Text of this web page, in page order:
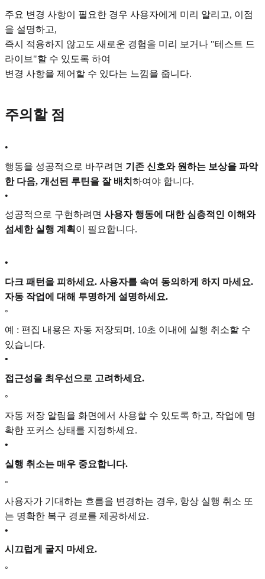
주요 변경 사항이 필요한 경우 사용자에게 미리 알리고, 이점
을 설명하고,
즉시 적용하지 않고도 새로운 경험을 미리 보거나 "테스트 드
라이브"할 수 있도록 하여
변경 사항을 제어할 수 있다는 느낌을 줍니다.
주의할 점
•
행동을 성공적으로 바꾸려면 기존 신호와 원하는 보상을 파악
한 다음, 개선된 루틴을 잘 배치 하여야 합니다.
•
성공적으로 구현하려면 사용자 행동에 대한 심층적인 이해와
섬세한 실행 계획 이 필요합니다.
•
다크 패턴을 피하세요. 사용자를 속여 동의하게 하지 마세요.
자동 작업에 대해 투명하게 설명하세요.
◦
예 : 편집 내용은 자동 저장되며, 10초 이내에 실행 취소할 수
있습니다.
•
접근성을 최우선으로 고려하세요.
◦
자동 저장 알림을 화면에서 사용할 수 있도록 하고, 작업에 명
확한 포커스 상태를 지정하세요.
•
실행 취소는 매우 중요합니다.
◦
사용자가 기대하는 흐름을 변경하는 경우, 항상 실행 취소 또
는 명확한 복구 경로를 제공하세요.
•
시끄럽게 굴지 마세요.
◦